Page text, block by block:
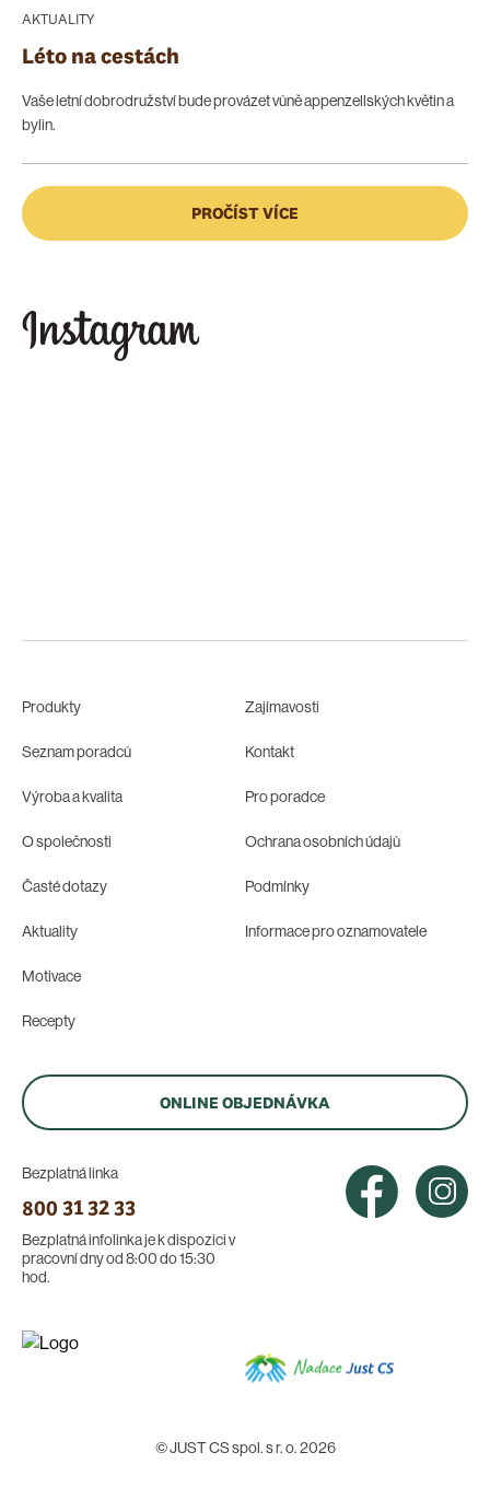
AKTUALITY
Léto na cestách
Vaše letní dobrodružství bude provázet vůně appenzellských květin a
bylin.
PROČÍST VÍCE
Produkty
Seznam poradců
Výroba a kvalita
O společnosti
Časté dotazy
Aktuality
Motivace
Recepty
Zajímavosti
Kontakt
Pro poradce
Ochrana osobních údajů
Podmínky
Informace pro oznamovatele
ONLINE OBJEDNÁVKA
Bezplatná linka
800 31 32 33
Bezplatná infolinka je k dispozici v
pracovní dny od 8:00 do 15:30
hod.
© JUST CS spol. s r. o. 2026